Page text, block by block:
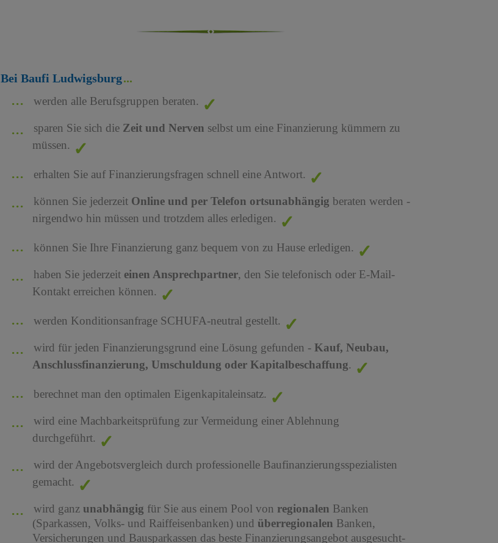
Bei Baufi Ludwigsburg
werden alle Berufsgruppen beraten.
sparen Sie sich die Zeit und Nerven selbst um eine Finanzierung kümmern zu
müssen.
erhalten Sie auf Finanzierungsfragen schnell eine Antwort.
können Sie jederzeit Online und per Telefon ortsunabhängig beraten werden -
nirgendwo hin müssen und trotzdem alles erledigen.
können Sie Ihre Finanzierung ganz bequem von zu Hause erledigen.
haben Sie jederzeit einen Ansprechpartner, den Sie telefonisch oder E-Mail-
Kontakt erreichen können.
werden Konditionsanfrage SCHUFA-neutral gestellt.
wird für jeden Finanzierungsgrund eine Lösung gefunden - Kauf, Neubau,
Anschlussfinanzierung, Umschuldung oder Kapitalbeschaffung.
berechnet man den optimalen Eigenkapitaleinsatz.
wird eine Machbarkeitsprüfung zur Vermeidung einer Ablehnung
durchgeführt.
wird der Angebotsvergleich durch professionelle Baufinanzierungsspezialisten
gemacht.
wird ganz unabhängig für Sie aus einem Pool von regionalen Banken
(Sparkassen, Volks- und Raiffeisenbanken) und überregionalen Banken,
Versicherungen und Bausparkassen das beste Finanzierungsangebot ausgesucht-